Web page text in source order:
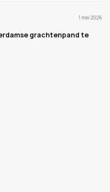
1 mei 2026
grachtenpand te